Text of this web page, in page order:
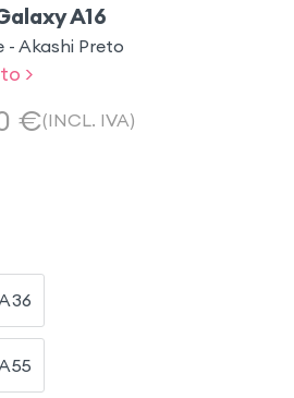
A16
- Akashi Preto
>
€(INCL. IVA)